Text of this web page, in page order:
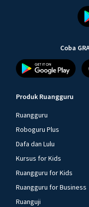
Coba
Produk Ruangguru
Ruangguru
Roboguru Plus
Dafa dan Lulu
Kursus for Kids
Ruangguru for Kids
Ruangguru for Business
Ruanguji